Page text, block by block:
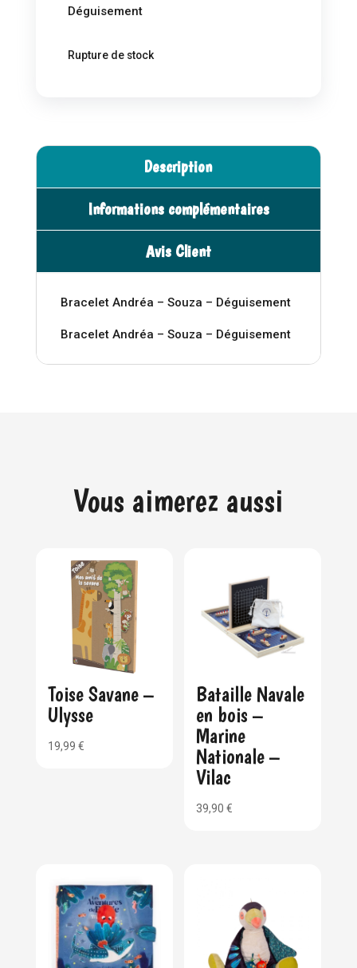
Déguisement
Rupture de stock
Description
Informations complémentaires
Avis Client
Bracelet Andréa – Souza – Déguisement
Bracelet Andréa – Souza – Déguisement
Vous aimerez aussi
Toise Savane –
Ulysse
19,99 €
Bataille Navale
en bois –
Marine
Nationale –
Vilac
39,90€